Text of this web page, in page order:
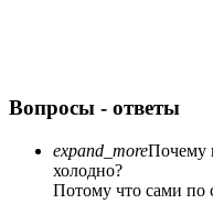
Вопросы - ответы
expand_moreПочему
холодно?
Потому что сами по